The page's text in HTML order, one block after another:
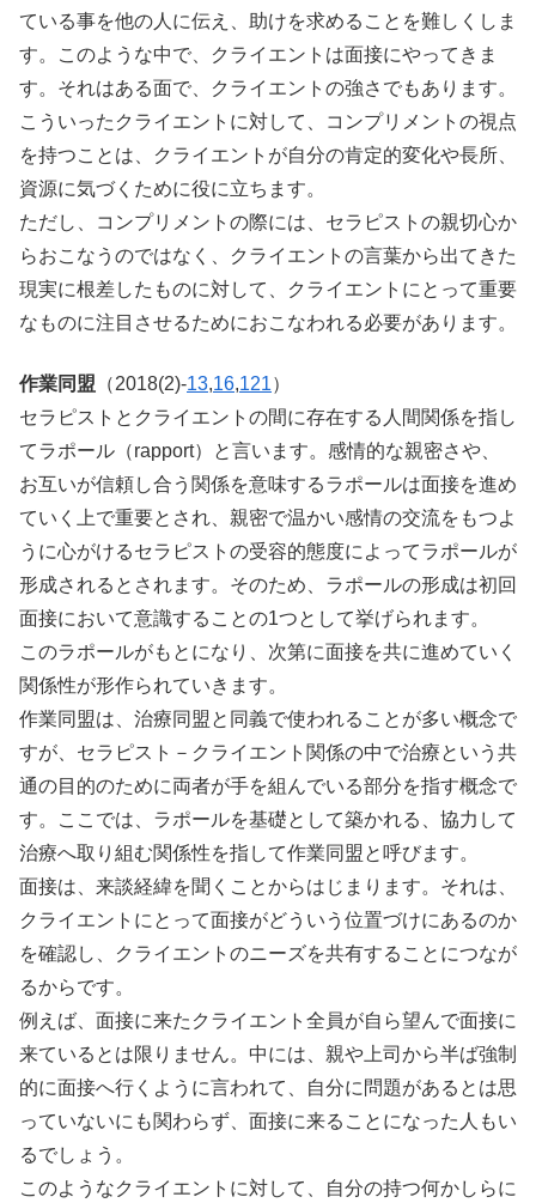
ている事を他の人に伝え、助けを求めることを難しくしま
す。このような中で、クライエントは面接にやってきま
す。それはある面で、クライエントの強さでもあります。
こういったクライエントに対して、コンプリメントの視点
を持つことは、クライエントが自分の肯定的変化や長所、
資源に気づくために役に立ちます。
ただし、コンプリメントの際には、セラピストの親切心か
らおこなうのではなく、クライエントの言葉から出てきた
現実に根差したものに対して、クライエントにとって重要
なものに注目させるためにおこなわれる必要があります。
作業同盟 （2018(2)-13,16,121）
セラピストとクライエントの間に存在する人間関係を指し
てラポール（rapport）と言います。感情的な親密さや、
お互いが信頼し合う関係を意味するラポールは面接を進め
ていく上で重要とされ、親密で温かい感情の交流をもつよ
うに心がけるセラピストの受容的態度によってラポールが
形成されるとされます。そのため、ラポールの形成は初回
面接において意識することの1つとして挙げられます。
このラポールがもとになり、次第に面接を共に進めていく
関係性が形作られていきます。
作業同盟は、治療同盟と同義で使われることが多い概念で
すが、セラピスト－クライエント関係の中で治療という共
通の目的のために両者が手を組んでいる部分を指す概念で
す。ここでは、ラポールを基礎として築かれる、協力して
治療へ取り組む関係性を指して作業同盟と呼びます。
面接は、来談経緯を聞くことからはじまります。それは、
クライエントにとって面接がどういう位置づけにあるのか
を確認し、クライエントのニーズを共有することにつなが
るからです。
例えば、面接に来たクライエント全員が自ら望んで面接に
来ているとは限りません。中には、親や上司から半ば強制
的に面接へ行くように言われて、自分に問題があるとは思
っていないにも関わらず、面接に来ることになった人もい
るでしょう。
このようなクライエントに対して、自分の持つ何かしらに